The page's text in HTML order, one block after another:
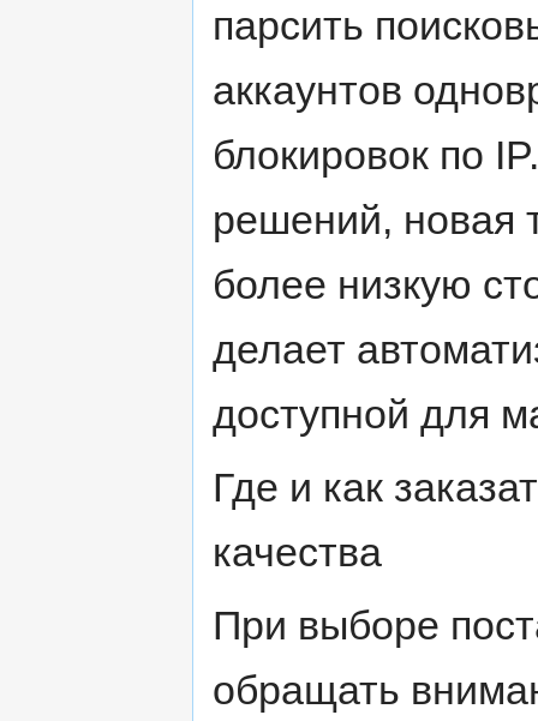
парсить
аккаунтов
блокировок по
решений, новая
более низкую
делает
доступной для
Где и как
качества
При выборе
обращать